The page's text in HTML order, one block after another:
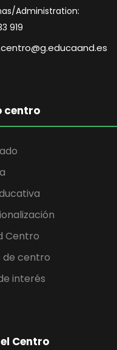
Administration:
919
centro
Centro
de centro
interés
Centro